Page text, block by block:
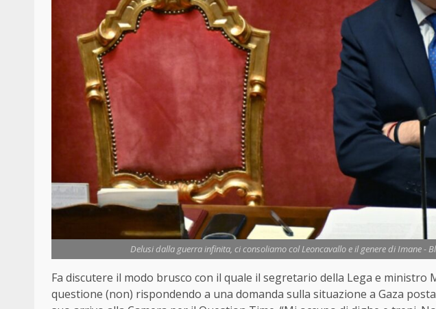
Delusi dalla guerra infinita, ci consoliamo col Leoncavallo e il genere di Imane -
Fa discutere il modo brusco con il quale il segretario della Lega e ministro
questione (non) rispondendo a una domanda sulla situazione a Gaza